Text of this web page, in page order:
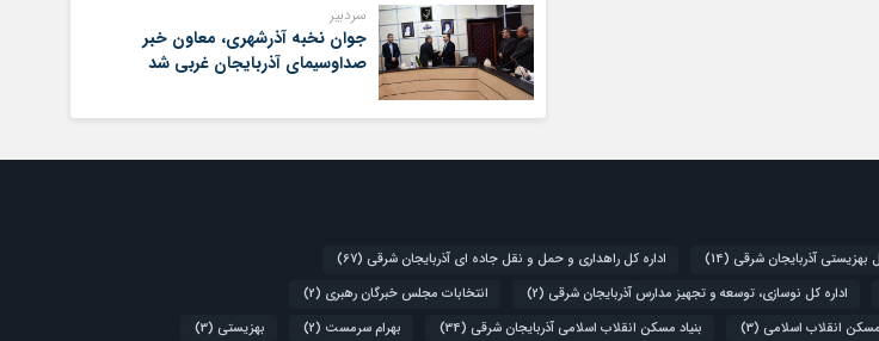
سردبیر
جوان نخبه آذرشهری، معاون خبر
صداوسیمای آذربایجان غربی شد
بهزیستی آذربایجان شرقی (14) اداره کل راهداری و حمل و نقل جاده ای آذربایجان شرقی (67)
اداره کل نوسازی، توسعه و تجهیز مدارس آذربایجان شرقی (2) انتخابات مجلس خبرگان رهبری (2)
مسکن انقلاب اسلامی (3) بنیاد مسکن انقلاب اسلامی آذربایجان شرقی (34) بهرام سرمست (2) بهزیستی (3)